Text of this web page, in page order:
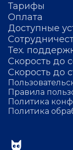
Тарифы
Оплата
Доступные
Тех.
Скорость до
Скорость до
Правила
Политика
Политика